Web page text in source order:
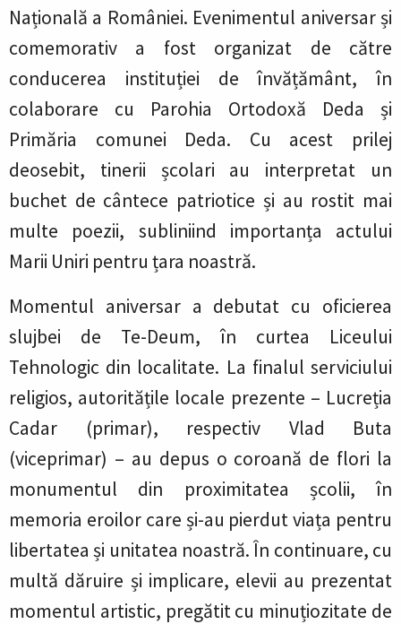
Națională a României. Evenimentul aniversar și
comemorativ a fost organizat de către
conducerea instituției de învățământ, în
colaborare cu Parohia Ortodoxă Deda și
Primăria comunei Deda. Cu acest prilej
deosebit, tinerii școlari au interpretat un
buchet de cântece patriotice și au rostit mai
multe poezii, subliniind importanța actului
Marii Uniri pentru țara noastră.
Momentul aniversar a debutat cu oficierea
slujbei de Te-Deum, în curtea Liceului
Tehnologic din localitate. La finalul serviciului
religios, autoritățile locale prezente – Lucreția
Cadar (primar), respectiv Vlad Buta
(viceprimar) – au depus o coroană de flori la
monumentul din proximitatea școlii, în
memoria eroilor care și-au pierdut viața pentru
libertatea și unitatea noastră. În continuare, cu
multă dăruire și implicare, elevii au prezentat
momentul artistic, pregătit cu minuțiozitate de